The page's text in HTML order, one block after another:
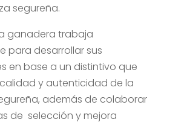
segureña.
ganadera trabaja
para desarrollar sus
en base a un distintivo que
y autenticidad de la
además de colaborar
de selección y mejora